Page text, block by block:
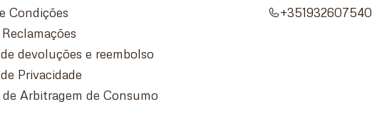
Condições
devoluções e reembolso
Privacidade
Arbitragem de Consumo
+351932607540